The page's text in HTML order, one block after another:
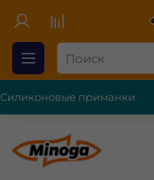
Силиконовые приманки